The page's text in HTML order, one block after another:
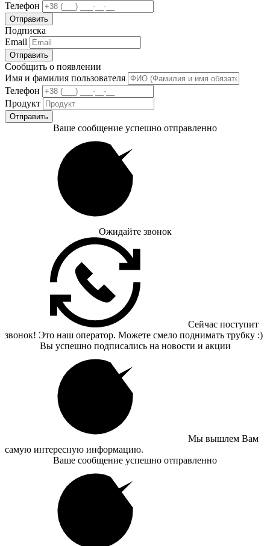
Телефон
Отправить
Подписка
Email
Отправить
Сообщить о появлении
Имя и фамилия пользователя
Телефон
Продукт
Отправить
Ваше сообщение успешно отправленно
Ожидайте звонок
Сейчас поступит
звонок! Это наш оператор. Можете смело поднимать трубку :)
Вы успешно подписались на новости и акции
Мы вышлем Вам
самую интересную информацию.
Ваше сообщение успешно отправленно